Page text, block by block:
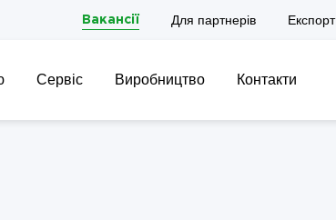
Вакансії Для партнерів Експорт
Сервіс Виробництво Контакти